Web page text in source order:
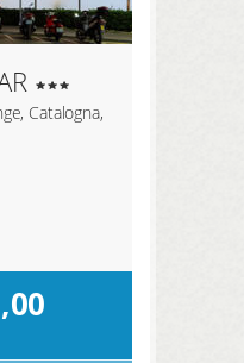
Catalogna,